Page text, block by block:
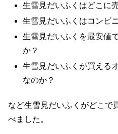
生雪見だいふくはどこに
生雪見だいふくはコンビ
生雪見だいふくを最安値
か？
生雪見だいふくが買える
なのか？
など生雪見だいふくがどこで
べました。